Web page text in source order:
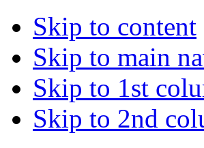
Skip to content
Skip to main
Skip to 1st
Skip to 2nd